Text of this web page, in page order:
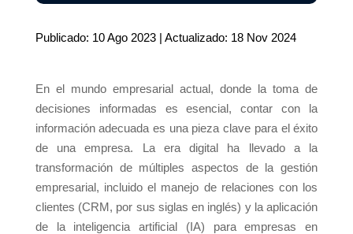
Publicado: 10 Ago 2023 | Actualizado: 18 Nov 2024
En el mundo empresarial actual, donde la toma de
decisiones informadas es esencial, contar con la
información adecuada es una pieza clave para el éxito
de una empresa. La era digital ha llevado a la
transformación de múltiples aspectos de la gestión
empresarial, incluido el manejo de relaciones con los
clientes (CRM, por sus siglas en inglés) y la aplicación
de la inteligencia artificial (IA) para empresas en